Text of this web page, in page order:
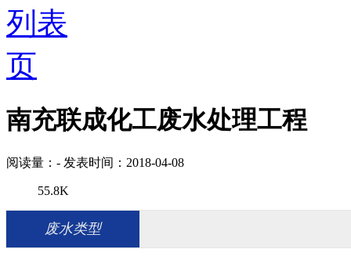
南充联成化工废水处理工程
阅读量： - 发表时间：2018-04-08
55.8K
废水类型